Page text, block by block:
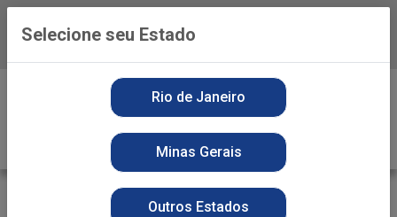
Baixe já o APP da Playvender
PERFUMARIA
Selecione seu Estado
Rio de Janeiro
Minas Gerais
Outros Estados